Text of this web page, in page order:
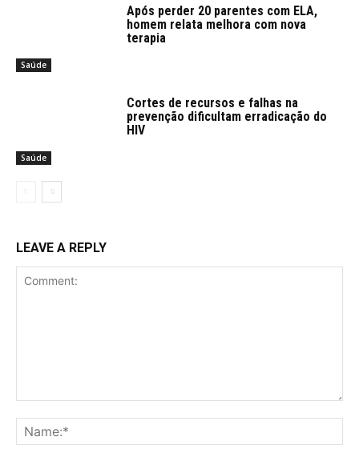
Saúde
Após perder 20 parentes com ELA,
homem relata melhora com nova
terapia
Saúde
Cortes de recursos e falhas na
prevenção dificultam erradicação do
HIV
LEAVE A REPLY